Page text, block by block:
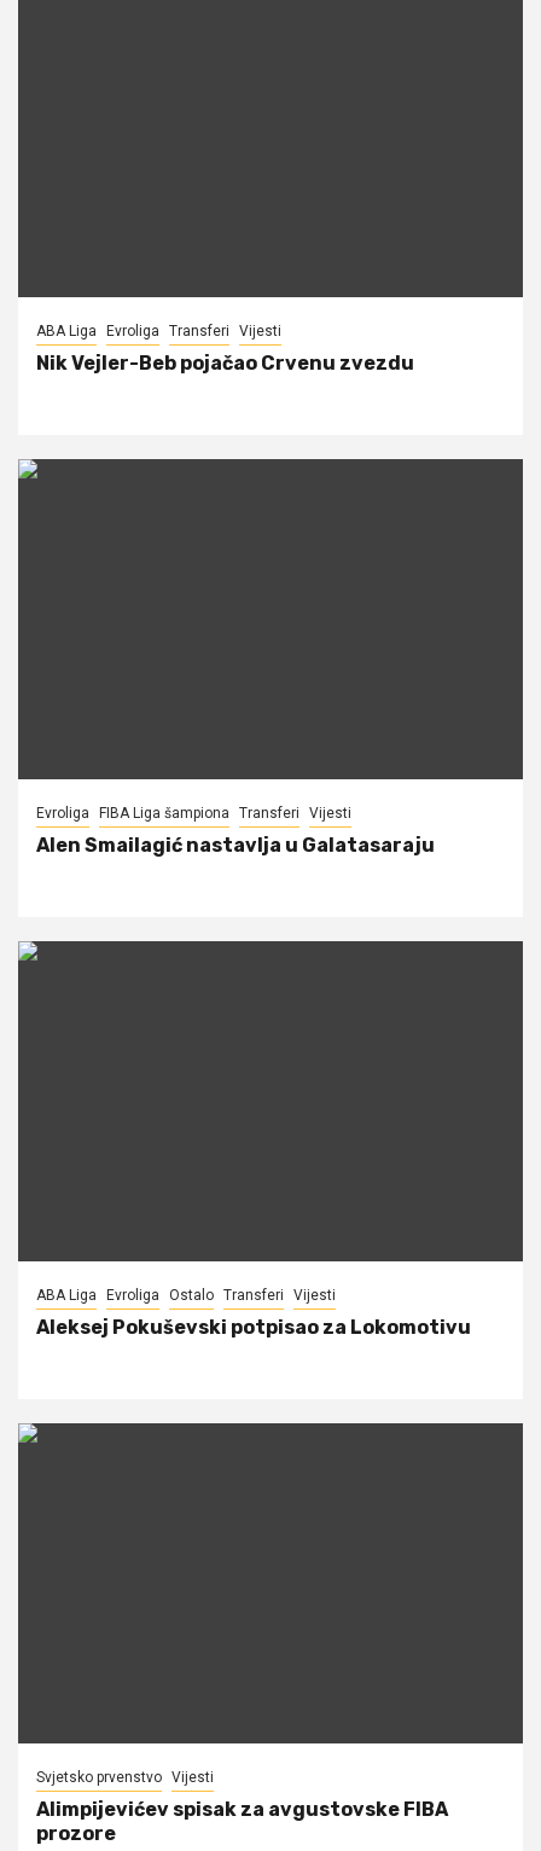
ABA Liga Evroliga Transferi Vijesti
Nik Vejler-Beb pojačao Crvenu zvezdu
Evroliga FIBA Liga šampiona Transferi Vijesti
Alen Smailagić nastavlja u Galatasaraju
ABA Liga Evroliga Ostalo Transferi Vijesti
Aleksej Pokuševski potpisao za Lokomotivu
Svjetsko prvenstvo Vijesti
Alimpijevićev spisak za avgustovske FIBA
prozore